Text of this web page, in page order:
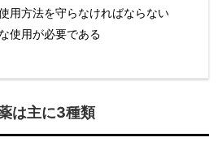
用方法を守らなければならない
使用が必要である
は主に3種類